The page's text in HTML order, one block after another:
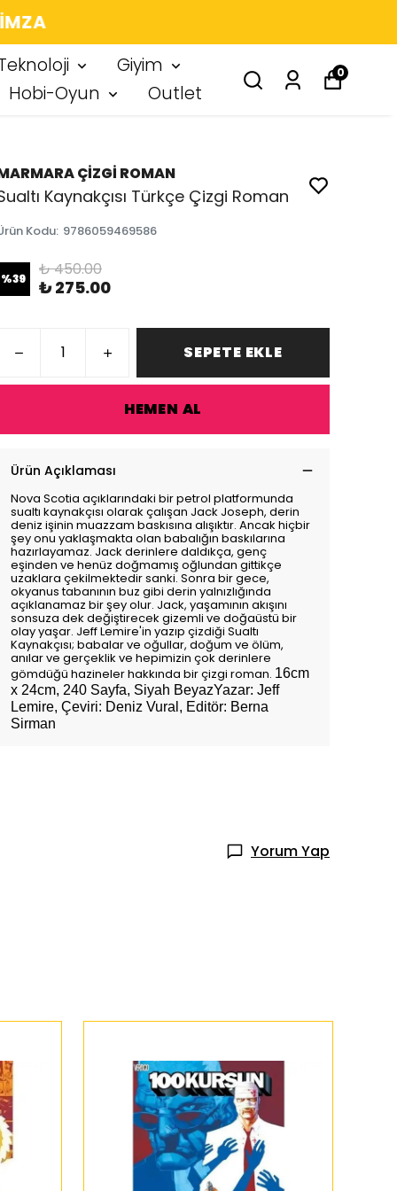
Giyim
Hobi-Oyun Outlet
0
ÇİZGİ ROMAN
Kaynakçısı Türkçe Çizgi Roman
Kodu: 9786059469586
%39 ₺ 450.00
₺ 275.00
SEPETE EKLE
HEMEN AL
Ürün Açıklaması
Nova Scotia açıklarındaki bir petrol platformunda
sualtı kaynakçısı olarak çalışan Jack Joseph, derin
deniz işinin muazzam baskısına alışıktır. Ancak hiçbir
şey onu yaklaşmakta olan babalığın baskılarına
hazırlayamaz. Jack derinlere daldıkça, genç
eşinden ve henüz doğmamış oğlundan gittikçe
uzaklara çekilmektedir sanki. Sonra bir gece,
okyanus tabanının buz gibi derin yalnızlığında
açıklanamaz bir şey olur. Jack, yaşamının akışını
sonsuza dek değiştirecek gizemli ve doğaüstü bir
olay yaşar. Jeff Lemire'in yazıp çizdiği Sualtı
Kaynakçısı; babalar ve oğullar, doğum ve ölüm,
anılar ve gerçeklik ve hepimizin çok derinlere
gömdüğü hazineler hakkında bir çizgi roman. 16cm
x 24cm, 240 Sayfa, Siyah BeyazYazar: Jeff
Lemire, Çeviri: Deniz Vural, Editör: Berna
Sirman
Yorum Yap